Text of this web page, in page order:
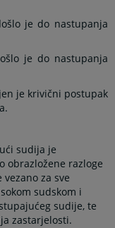
je do nastupanja
je do nastupanja
je krivični postupak
sudija je
obrazložene razloge
za sve
sudskom i
sudije, te
zastarjelosti.